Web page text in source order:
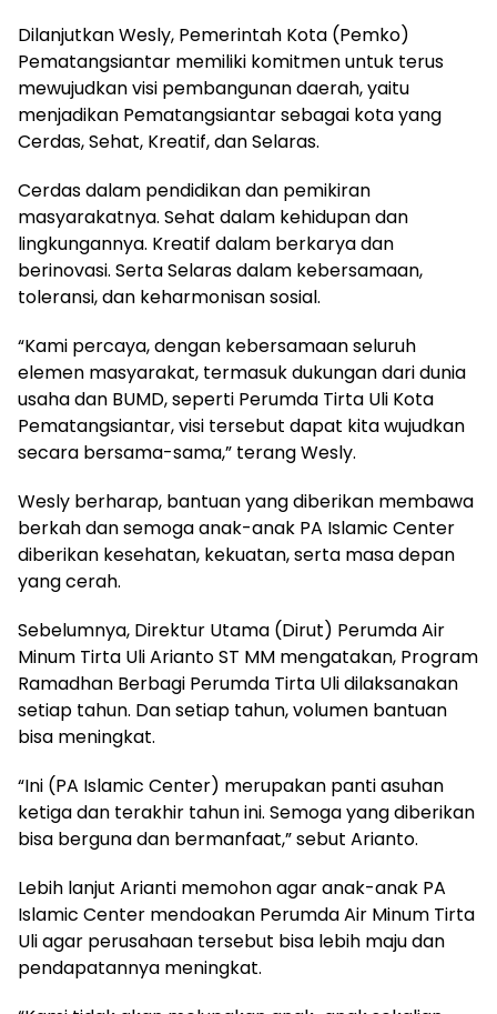
Dilanjutkan Wesly, Pemerintah Kota (Pemko)
Pematangsiantar memiliki komitmen untuk terus
mewujudkan visi pembangunan daerah, yaitu
menjadikan Pematangsiantar sebagai kota yang
Cerdas, Sehat, Kreatif, dan Selaras.
Cerdas dalam pendidikan dan pemikiran
masyarakatnya. Sehat dalam kehidupan dan
lingkungannya. Kreatif dalam berkarya dan
berinovasi. Serta Selaras dalam kebersamaan,
toleransi, dan keharmonisan sosial.
“Kami percaya, dengan kebersamaan seluruh
elemen masyarakat, termasuk dukungan dari dunia
usaha dan BUMD, seperti Perumda Tirta Uli Kota
Pematangsiantar, visi tersebut dapat kita wujudkan
secara bersama-sama,” terang Wesly.
Wesly berharap, bantuan yang diberikan membawa
berkah dan semoga anak-anak PA Islamic Center
diberikan kesehatan, kekuatan, serta masa depan
yang cerah.
Sebelumnya, Direktur Utama (Dirut) Perumda Air
Minum Tirta Uli Arianto ST MM mengatakan, Program
Ramadhan Berbagi Perumda Tirta Uli dilaksanakan
setiap tahun. Dan setiap tahun, volumen bantuan
bisa meningkat.
“Ini (PA Islamic Center) merupakan panti asuhan
ketiga dan terakhir tahun ini. Semoga yang diberikan
bisa berguna dan bermanfaat,” sebut Arianto.
Lebih lanjut Arianti memohon agar anak-anak PA
Islamic Center mendoakan Perumda Air Minum Tirta
Uli agar perusahaan tersebut bisa lebih maju dan
pendapatannya meningkat.